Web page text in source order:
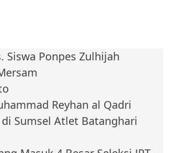
Siswa Ponpes Zulhijah
Reyhan al Qadri
di Sumsel Atlet Batanghari